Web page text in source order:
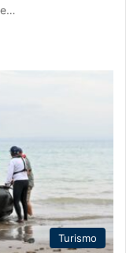
Turismo